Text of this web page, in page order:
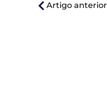
Artigo anterior